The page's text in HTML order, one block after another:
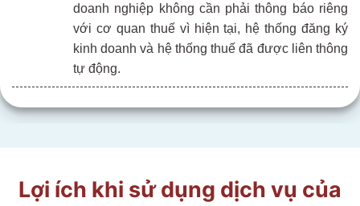
doanh nghiệp không cần phải thông báo riêng
với cơ quan thuế vì hiện tại, hệ thống đăng ký
kinh doanh và hệ thống thuế đã được liên thông
tự động.
Lợi ích khi sử dụng dịch vụ của